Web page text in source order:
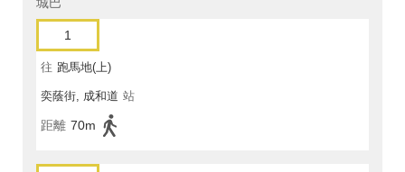
城巴
1
往 跑馬地(上)
奕蔭街, 成和道 站
距離 70m